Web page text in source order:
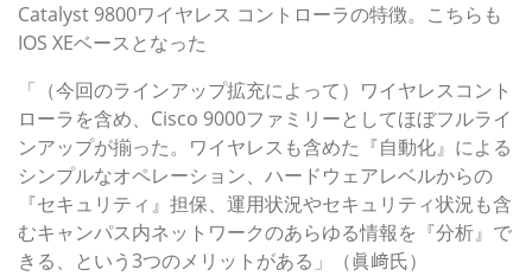
Catalyst 9800ワイヤレス コントローラの特徴。こちらも
IOS XEベースとなった
「（今回のラインアップ拡充によって）ワイヤレスコント
ローラを含め、Cisco 9000ファミリーとしてほぼフルライ
ンアップが揃った。ワイヤレスも含めた『自動化』による
シンプルなオペレーション、ハードウェアレベルからの
『セキュリティ』担保、運用状況やセキュリティ状況も含
むキャンパス内ネットワークのあらゆる情報を『分析』で
きる、という3つのメリットがある」（眞﨑氏）